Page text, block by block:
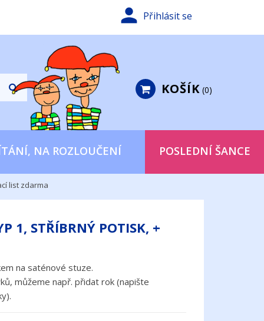
 Přihlásit se
KOŠÍK 0
NA ROZLOUČENÍ POSLEDNÍ ŠANCE
list zdarma
1, STŘÍBRNÝ POTISK, +
na saténové stuze.
můžeme např. přidat rok (napište